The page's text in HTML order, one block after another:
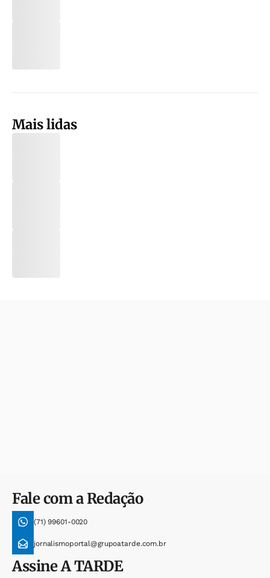
Mais lidas
Fale com a Redação
(71) 99601-0020
jornalismoportal@grupoatarde.com.br
AssineA TARDE